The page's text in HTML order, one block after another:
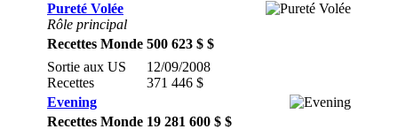
Pureté Volée
Rôle principal
Recettes Monde 500 623 $ $
Sortie aux US
Recettes
12/09/2008
371 446 $
Evening
Recettes Monde 19 281 600 $ $